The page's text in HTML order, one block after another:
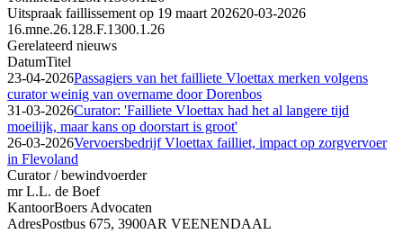
Uitspraak faillissement op 19 maart 202620-03-2026
16.mne.26.128.F.1300.1.26
Gerelateerd nieuws
DatumTitel
23-04-2026Passagiers van het failliete Vloettax merken volgens
curator weinig van overname door Dorenbos
31-03-2026Curator: 'Failliete Vloettax had het al langere tijd
moeilijk, maar kans op doorstart is groot'
26-03-2026Vervoersbedrijf Vloettax failliet, impact op zorgvervoer
in Flevoland
Curator / bewindvoerder
mr L.L. de Boef
KantoorBoers Advocaten
AdresPostbus 675, 3900AR VEENENDAAL